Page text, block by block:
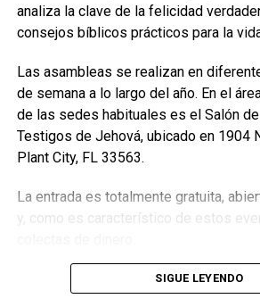
laboratory background
El consulado de Honduras fue el
“Gracias al Mayor Anthony Defilipo por
en su cuenta de Twitter con los
vacunarce en North Miami Beach.
administraron 14.462.795 dosis de
del país es aún más impresionante:
analiza la clave de la felicidad
consejos bíblicos prácticos para la
Las asambleas se realizan en
de semana a lo largo del año. En el
de las sedes habituales es el Salón
Testigos de Jehová, ubicado en 1904
Plant City, FL 33563.
La entrada es totalmente gratuita,
y, como es característico de estos
SIGUE LEYENDO